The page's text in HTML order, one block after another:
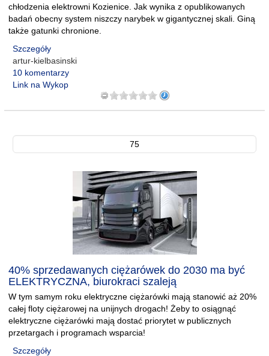
chłodzenia elektrowni Kozienice. Jak wynika z opublikowanych
badań obecny system niszczy narybek w gigantycznej skali. Giną
także gatunki chronione.
Szczegóły
artur-kielbasinski
10 komentarzy
Link na Wykop
75
40% sprzedawanych ciężarówek do 2030 ma być
ELEKTRYCZNA, biurokraci szaleją
W tym samym roku elektryczne ciężarówki mają stanowić aż 20%
całej floty ciężarowej na unijnych drogach! Żeby to osiągnąć
elektryczne ciężarówki mają dostać priorytet w publicznych
przetargach i programach wsparcia!
Szczegóły